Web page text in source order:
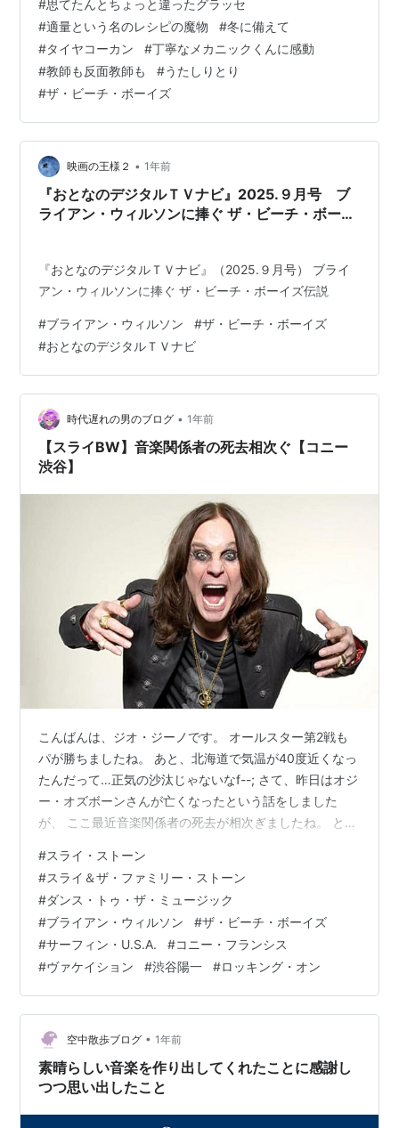
に、冬への備えを徐々に。昼間は暖かかったので、これ
が今年最後になるといいなと願いつつ亀の水槽を洗い、
外水道を凍結防止の水抜モードに切り替えて、車は予約
してあったガソスタに持っていってタイヤコーカン。で
も担当してくれたメカニックのお兄ちゃんがすっ…
#思てたんとちょっと違ったグラッセ
#適量という名のレシピの魔物 #冬に備えて
#タイヤコーカン #丁寧なメカニックくんに感動
#教師も反面教師も #うたしりとり
#ザ・ビーチ・ボーイズ
映画の王様２ • 1年前
『おとなのデジタルＴＶナビ』2025.９月号 ブ
ライアン・ウィルソンに捧ぐ ザ・ビーチ・ボーイ
『おとなのデジタルＴＶナビ』（2025.９月号） ブライ
アン・ウィルソンに捧ぐ ザ・ビーチ・ボーイズ伝説
#ブライアン・ウィルソン #ザ・ビーチ・ボーイズ
#おとなのデジタルＴＶナビ
時代遅れの男のブログ • 1年前
【スライBW】音楽関係者の死去相次ぐ【コニー
渋谷】
こんばんは、ジオ・ジーノです。 オールスター第2戦も
パが勝ちましたね。 あと、北海道で気温が40度近くなっ
たんだって…正気の沙汰じゃないなf--; さて、昨日はオジ
ー・オズボーンさんが亡くなったという話をしました
が、 ここ最近音楽関係者の死去が相次ぎましたね。 とい
思います。 オジー・オズボーン（1948-2025）
#スライ・ストーン
#スライ＆ザ・ファミリー・ストーン
#ダンス・トゥ・ザ・ミュージック
#ブライアン・ウィルソン #ザ・ビーチ・ボーイズ
#サーフィン・U.S.A. #コニー・フランシス
#ヴァケイション #渋谷陽一 #ロッキング・オン
空中散歩ブログ • 1年前
素晴らしい音楽を作り出してくれたことに感謝し
つつ思い出したこと